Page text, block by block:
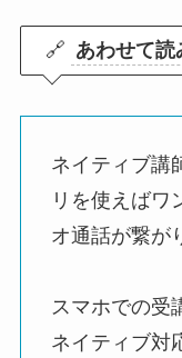
🔗 あわせて読
ネイティブ講
リを使えばワ
オ通話が繋が
スマホでの受
ネイティブ対